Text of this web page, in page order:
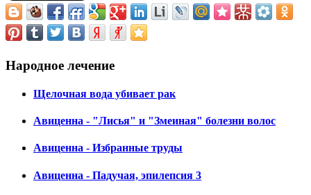
Народное лечение
Щелочная вода убивает рак
Авиценна - "Лисья" и "Змеиная" болезни волос
Авиценна - Избранные труды
Авиценна - Падучая, эпилепсия 3